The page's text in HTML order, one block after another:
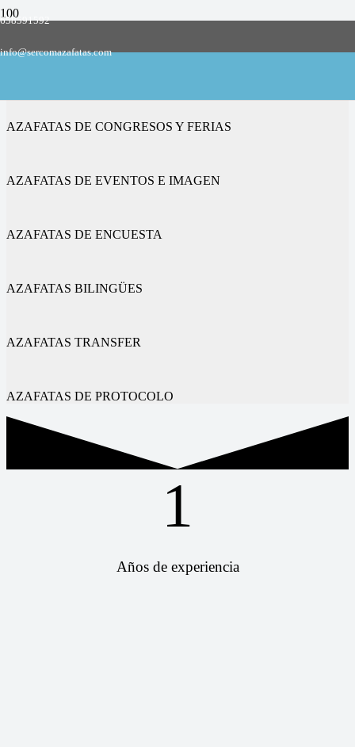
658591592
info@sercomazafatas.com
AZAFATAS DE CONGRESOS Y FERIAS
AZAFATAS DE EVENTOS E IMAGEN
AZAFATAS DE ENCUESTA
AZAFATAS BILINGÜES
AZAFATAS TRANSFER
AZAFATAS DE PROTOCOLO
1
Años de experiencia